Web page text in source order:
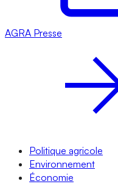
AGRA Presse
Politique agricole
Environnement
Économie